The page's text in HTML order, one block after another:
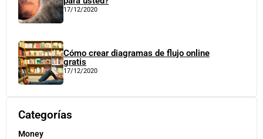
17/12/2020
Cómo crear diagramas de flujo online
gratis
17/12/2020
Categorías
Money